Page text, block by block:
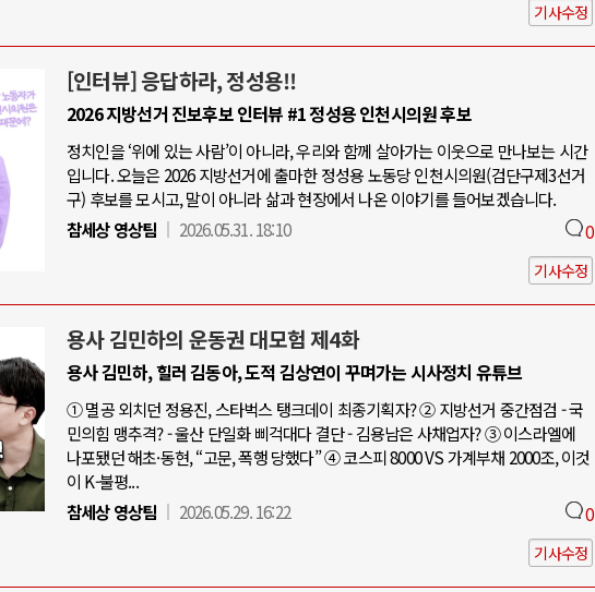
기사수정
[인터뷰] 응답하라, 정성용!!
2026 지방선거 진보후보 인터뷰 #1 정성용 인천시의원 후보
정치인을 ‘위에 있는 사람’이 아니라, 우리와 함께 살아가는 이웃으로 만나보는 시간
입니다. 오늘은 2026 지방선거에 출마한 정성용 노동당 인천시의원(검단구제3선거
구) 후보를 모시고, 말이 아니라 삶과 현장에서 나온 이야기를 들어보겠습니다.
참세상 영상팀
2026.05.31. 18:10 0
기사수정
용사 김민하의 운동권 대모험 제4화
용사 김민하, 힐러 김동아, 도적 김상연이 꾸며가는 시사정치 유튜브
① 멸공 외치던 정용진, 스타벅스 탱크데이 최종기획자? ② 지방선거 중간점검 - 국
민의힘 맹추격? - 울산 단일화 삐걱대다 결단 - 김용남은 사채업자? ③ 이스라엘에
나포됐던 해초·동현, “고문, 폭행 당했다” ④ 코스피 8000 VS 가계부채 2000조, 이것
이 K-불평...
참세상 영상팀
2026.05.29. 16:22 0
기사수정